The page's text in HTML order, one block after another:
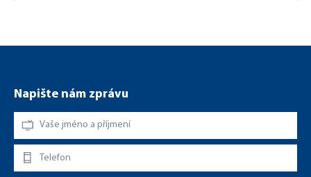
Napište nám zprávu